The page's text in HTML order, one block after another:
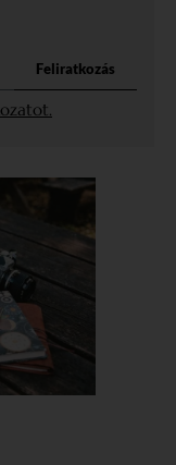
Feliratkozás